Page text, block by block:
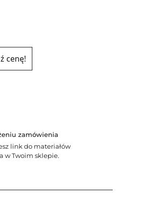
cenę!
zamówienia
link do materiałów
w Twoim sklepie.